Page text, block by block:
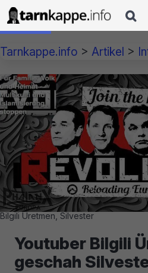

Tarnkappe.info > Artikel >
Bilgili Üretmen, Silvester
Youtuber Bilgili
geschah